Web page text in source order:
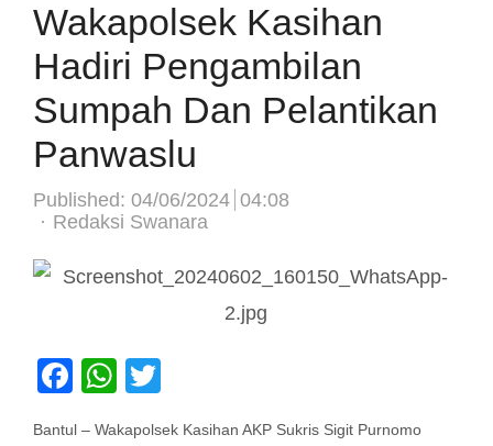
Wakapolsek Kasihan
Hadiri Pengambilan
Sumpah Dan Pelantikan
Panwaslu
Published: 04/06/2024 04:08
Author
Redaksi Swanara
Facebook
WhatsApp
Bantul – Wakapolsek Kasihan AKP Sukris Sigit Purnomo